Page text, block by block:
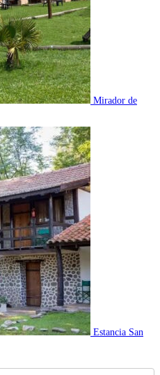
Mirador de
Estancia San